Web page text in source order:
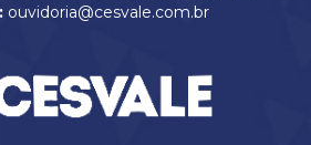
ouvidoria@cesvale.com.br